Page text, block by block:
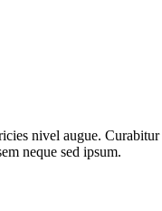
nivel augue.
neque sed ipsum.